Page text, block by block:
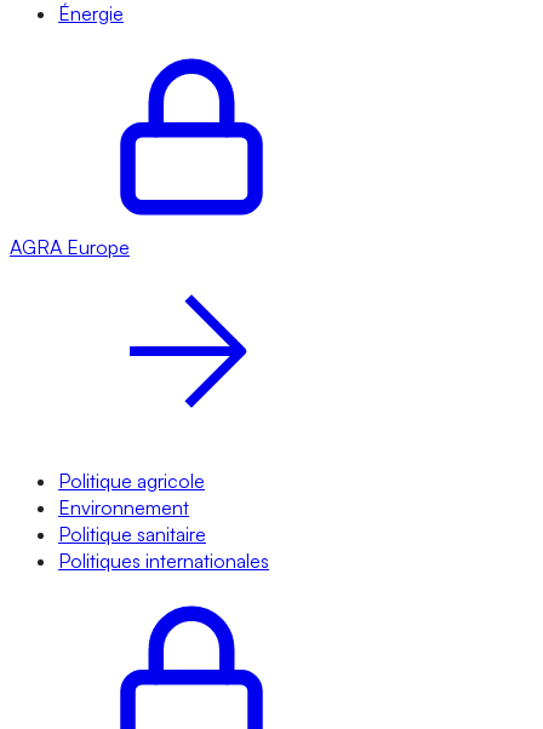
Énergie
AGRA Europe
Politique agricole
Environnement
Politique sanitaire
Politiques internationales